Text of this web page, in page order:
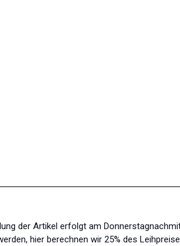
der Artikel erfolgt am
hier berechnen wir 25% des